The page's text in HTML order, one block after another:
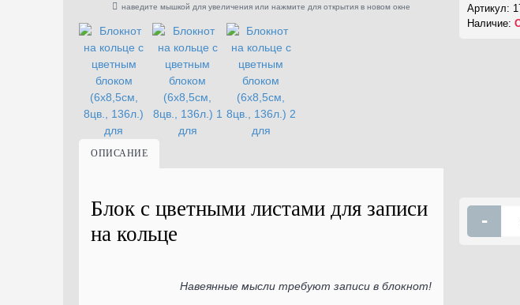
наведите мышкой для увеличения или нажмите для открытия в новом окне
ОПИСАНИЕ
Блок с цветными листами для записи
на кольце
Навеянные мысли требуют записи в блокнот!
Артикул:
Наличие:
-